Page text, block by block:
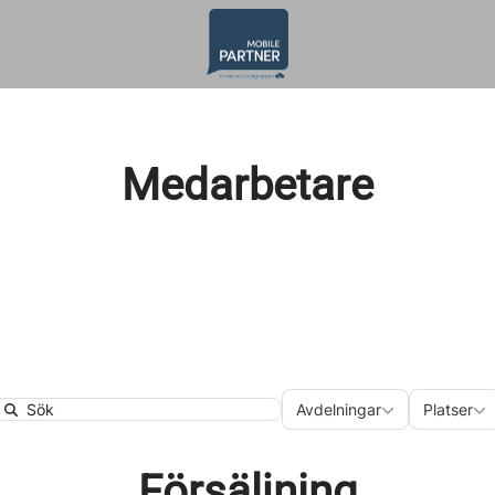
Medarbetare
Search
Avdelningar
Avdelningar Platser